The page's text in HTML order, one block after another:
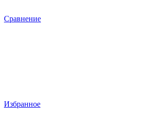
Сравнение
Избранное